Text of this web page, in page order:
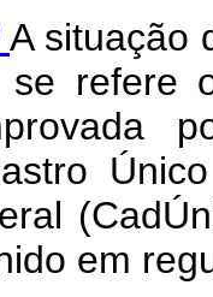
A situação
se refere
em